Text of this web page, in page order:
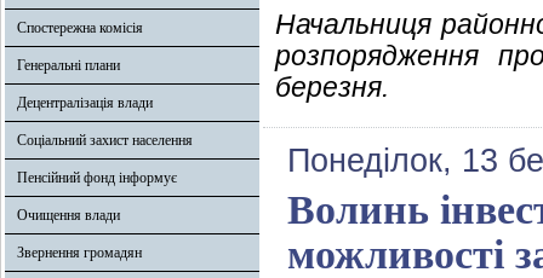
Спостережна комісія
Генеральні плани
Децентралізація влади
Соціальний захист населення
Пенсійний фонд інформує
Очищення влади
Звернення громадян
Начальниця
розпорядження
березня.
Понеділок, 13
Волинь
можливості